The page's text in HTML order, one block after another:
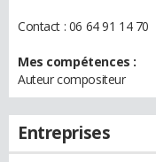
Contact : 06 64 91 14 70
Mes compétences :
Auteur compositeur
Entreprises